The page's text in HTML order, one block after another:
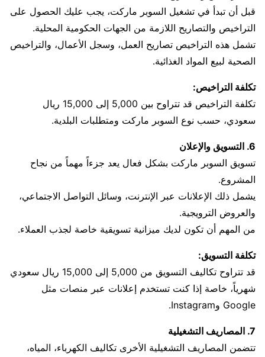
قبل أن تبدأ في تشغيل السوبر ماركت، يجب عليك الحصول على
التراخيص والتصاريح اللازمة من الجهات الحكومية المحلية.
تشمل هذه التراخيص تصاريح العمل، وسجل الأعمال، والتراخيص
الصحية لبيع المواد الغذائية.
تكلفة التراخيص:
تكلفة التراخيص قد تتراوح بين 5,000 إلى 15,000 ريال
سعودي، حسب نوع السوبر ماركت ومتطلبات البلدية.
6. التسويق والإعلان
تسويق السوبر ماركت بشكل فعال يعد جزءاً مهماً من نجاح
المشروع.
يشمل ذلك الإعلانات عبر الإنترنت، وسائل التواصل الاجتماعي،
والعروض الترويجية.
من المهم أن تكون لديك ميزانية تسويقية خاصة لجذب العملاء.
تكلفة التسويق:
قد تتراوح تكاليف التسويق من 5,000 إلى 15,000 ريال سعودي
شهرياً، خاصة إذا كنت تستخدم إعلانات عبر منصات مثل
Google وInstagram.
7. المصاريف التشغيلية
تتضمن المصاريف التشغيلية الأخرى تكاليف الكهرباء، المياه،